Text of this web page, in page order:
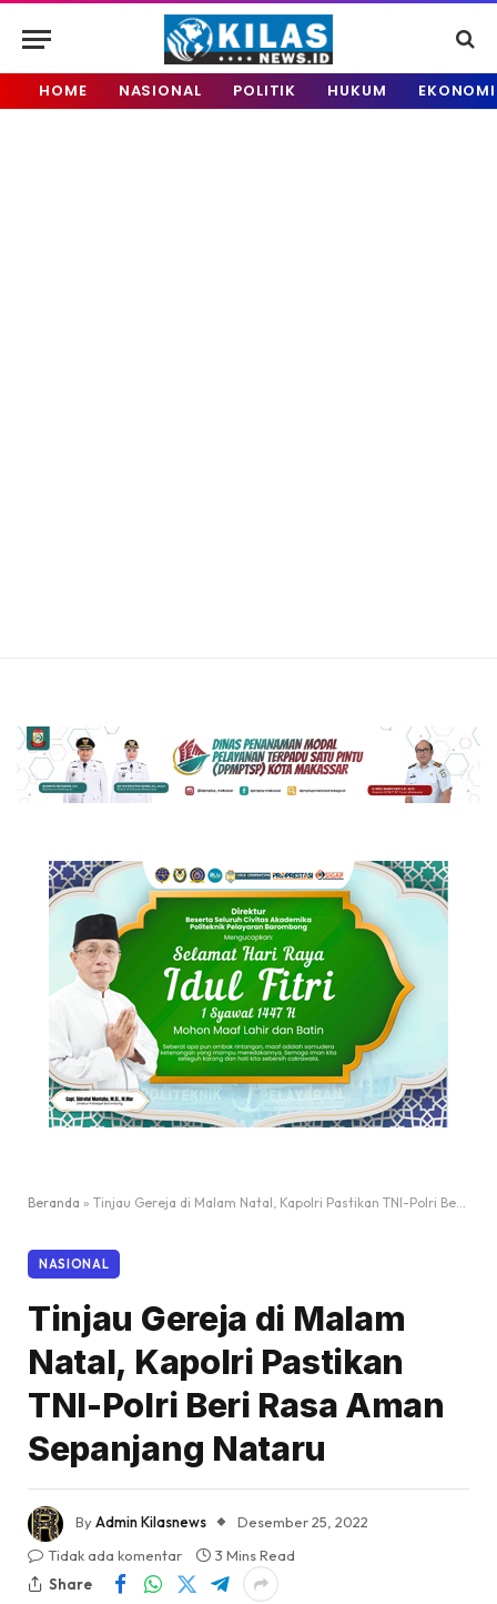
HOME NASIONAL POLITIK HUKUM EKONOMI
Beranda » Tinjau Gereja di Malam Natal, Kapolri Pastikan TNI-Polri Beri Rasa Aman Sepanjang Nataru
NASIONAL
Tinjau Gereja di Malam
Natal, Kapolri Pastikan
TNI-Polri Beri Rasa Aman
Sepanjang Nataru
ByAdmin Kilasnews
Desember 25, 2022
Tidak ada komentar
3 Mins Read
Share